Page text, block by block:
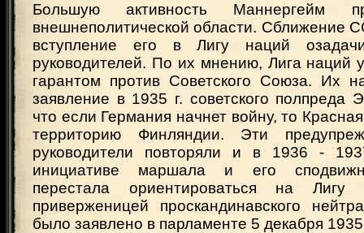
Большую активность Маннергейм
внешнеполитической области. Сближение
вступление его в Лигу наций
руководителей. По их мнению, Лига наций
гарантом против Советского Союза. Их
заявление в 1935 г. советского
что если Германия начнет войну, то
территорию Финляндии. Эти
руководители повторяли и в 1936 -
инициативе маршала и его
перестала ориентироваться на
приверженицей проскандинавского
было заявлено в парламенте 5 декабря 1935